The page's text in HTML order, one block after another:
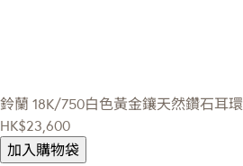
鈴蘭 18K/750白色黃金鑲天然鑽石耳環
HK$23,600
加入購物袋